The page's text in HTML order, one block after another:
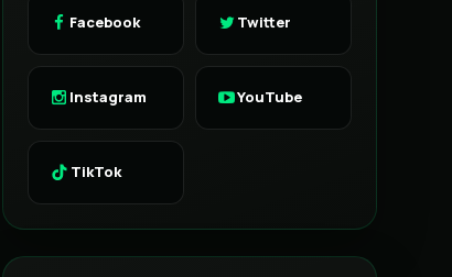
Facebook Twitter
Instagram YouTube
TikTok